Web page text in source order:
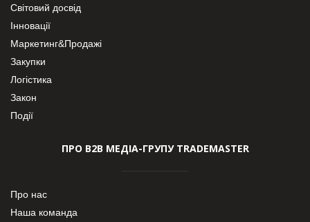
Світовий досвід
Інновації
Маркетинг&Продажі
Закупки
Логістика
Закон
Події
ПРО В2В МЕДІА-ГРУПУ TRADEMASTER
Про нас
Наша команда